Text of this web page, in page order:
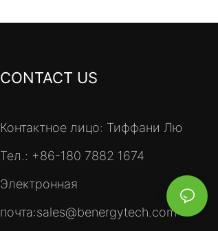
CONTACT US
Контактное лицо: Тиффани Лю
Тел.: +86-180 7882 1674
Электронная
почта:sales@benergytech.com